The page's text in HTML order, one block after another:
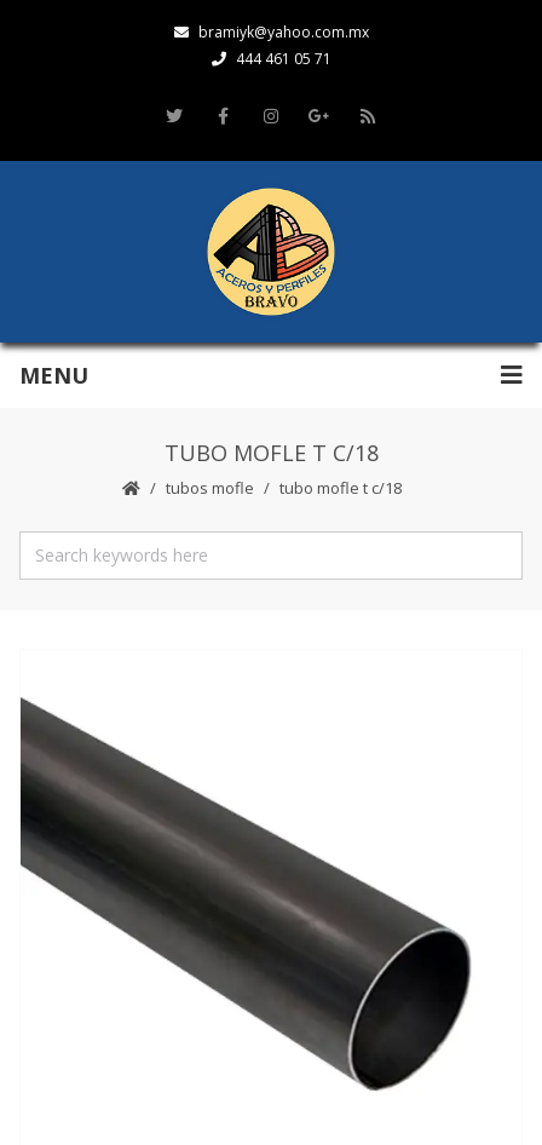
bramiyk@yahoo.com.mx
444 461 05 71
MENU
TUBO MOFLE T C/18
tubos mofle tubo mofle t c/18